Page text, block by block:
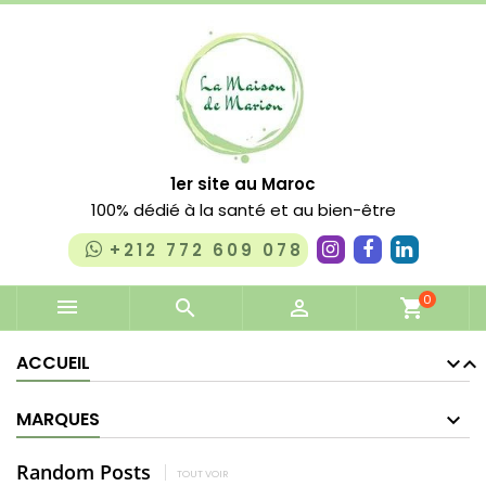
1er site au Maroc
100% dédié à la santé et au bien-être
+212 772 609 078
  shopping_cart0
ACCUEIL
MARQUES
Random Posts TOUT VOIR